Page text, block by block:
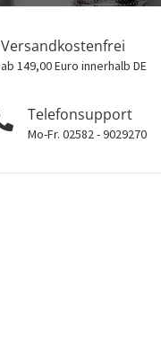
Versandkostenfrei
ab 149,00 Euro innerhalb DE
Telefonsupport
Mo-Fr. 02582 - 9029270